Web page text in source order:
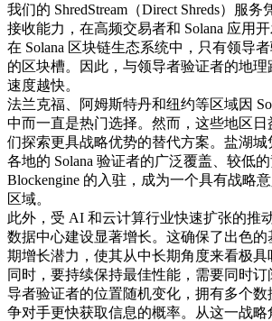
我们的 ShredStream（Direct Shreds）服
接收能力，在高频交易者和 Solana 应用开
在 Solana 区块链生态系统中，只有领导
的区块槽。因此，与领导者验证者的地
速度越快。
法兰克福、阿姆斯特丹和纽约等区域因
中而一直是热门选择。然而，这些地区
们探索更具战略优势的替代方案。盐湖城
各地的 Solana 验证者的广泛覆盖、较低
Blockengine 的入驻，成为一个具有战略
区域。
此外，受 AI 和云计算行业快速扩张的推
数据中心建设显著增长。这确保了出色
期增长潜力，使其从中长期角度来看极具
同时，要持续保持最佳性能，需要同时
导者验证者的位置随机变化，拥有多个
争对手更快获取信息的概率。从这一战